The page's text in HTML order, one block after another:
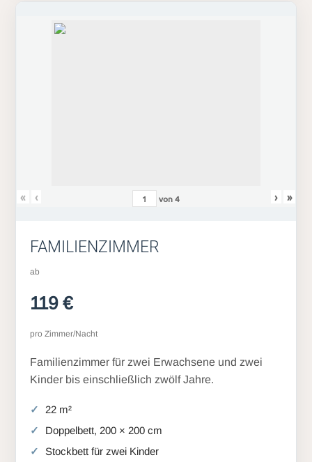
« ‹ von4 › »
FAMILIENZIMMER
ab
119 €
pro Zimmer/Nacht
Familienzimmer für zwei Erwachsene und zwei
Kinder bis einschließlich zwölf Jahre.
22 m²
Doppelbett, 200 × 200 cm
Stockbett für zwei Kinder